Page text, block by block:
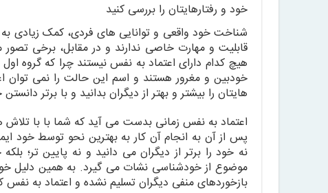
خود و رفتارهایتان را بررسی کنید
شناخت خود واقعی و توانایی های فردی، کمک زیادی
قابلیت و مهارت خاصی ندارند و در مقابل، برخی
هیچ کدام دارای اعتماد به نفس نیستند چرا که گروه
خودبین و مغرور هستند و اسم این حالت را نمی توان
هایتان را بیشتر و بهتر از دیگران بدانید و با برتر
اعتماد به نفس زمانی بدست می آید که شما با با تلاش
پس از آن به انجام آن کار به بهترین نحو توسط خود
نه خود را برتر از دیگران می دانید و نه پایین
موضوع از خودشناسی نشات می گیرد. به همین دلیل
بازخوردهای منفی دیگران تسلیم نشده و اعتماد به